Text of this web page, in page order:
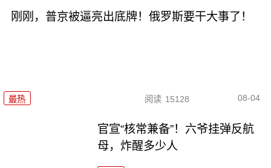
刚刚，普京被逼亮出底牌！俄罗斯要干大事了！
最热 阅读 15128 08-04
官宣“核常兼备”！六爷挂弹反航
母，炸醒多少人